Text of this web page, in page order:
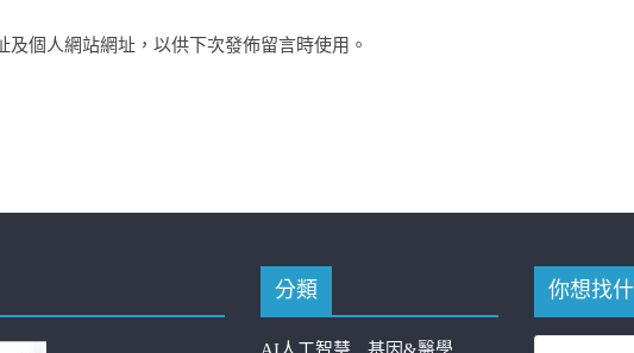
及個人網站網址，以供下次發佈留言時使用。
分類 你想找